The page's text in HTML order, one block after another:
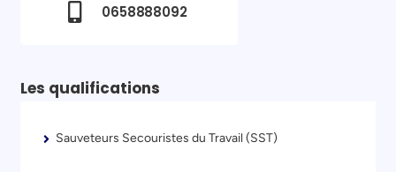
0658888092
Les qualifications
Sauveteurs Secouristes du Travail (SST)